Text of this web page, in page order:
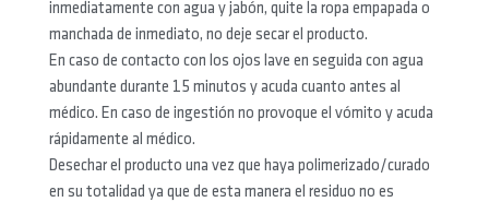
inmediatamente con agua y jabón, quite la ropa empapada o
manchada de inmediato, no deje secar el producto.
En caso de contacto con los ojos lave en seguida con agua
abundante durante 15 minutos y acuda cuanto antes al
médico. En caso de ingestión no provoque el vómito y acuda
rápidamente al médico.
Desechar el producto una vez que haya polimerizado/curado
en su totalidad ya que de esta manera el residuo no es